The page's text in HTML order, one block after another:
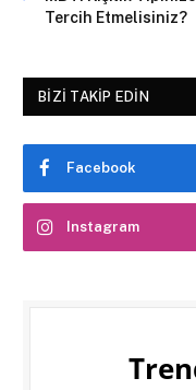
Tercih Etmelisiniz?
BIZI TAKIP EDIN
Facebook
Instagram